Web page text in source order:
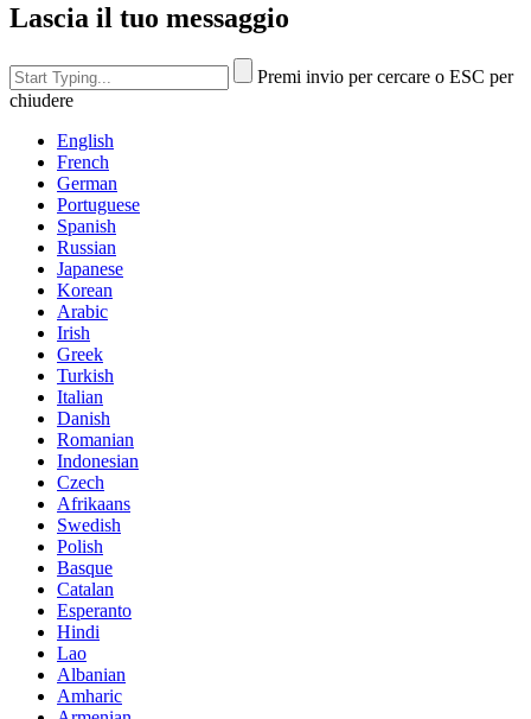
Lascia il tuo messaggio
Premi invio per cercare o ESC per
chiudere
English
French
German
Portuguese
Spanish
Russian
Japanese
Korean
Arabic
Irish
Greek
Turkish
Italian
Danish
Romanian
Indonesian
Czech
Afrikaans
Swedish
Polish
Basque
Catalan
Esperanto
Hindi
Lao
Albanian
Amharic